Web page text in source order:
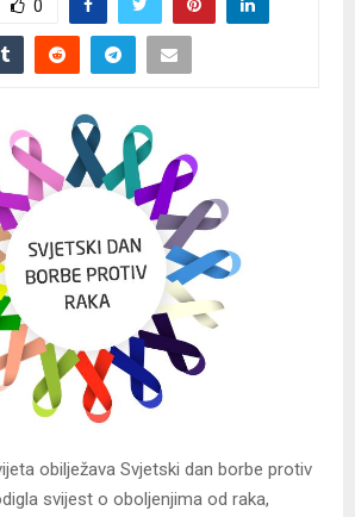
0
obilježava Svjetski dan borbe protiv
svijest o oboljenjima od raka,